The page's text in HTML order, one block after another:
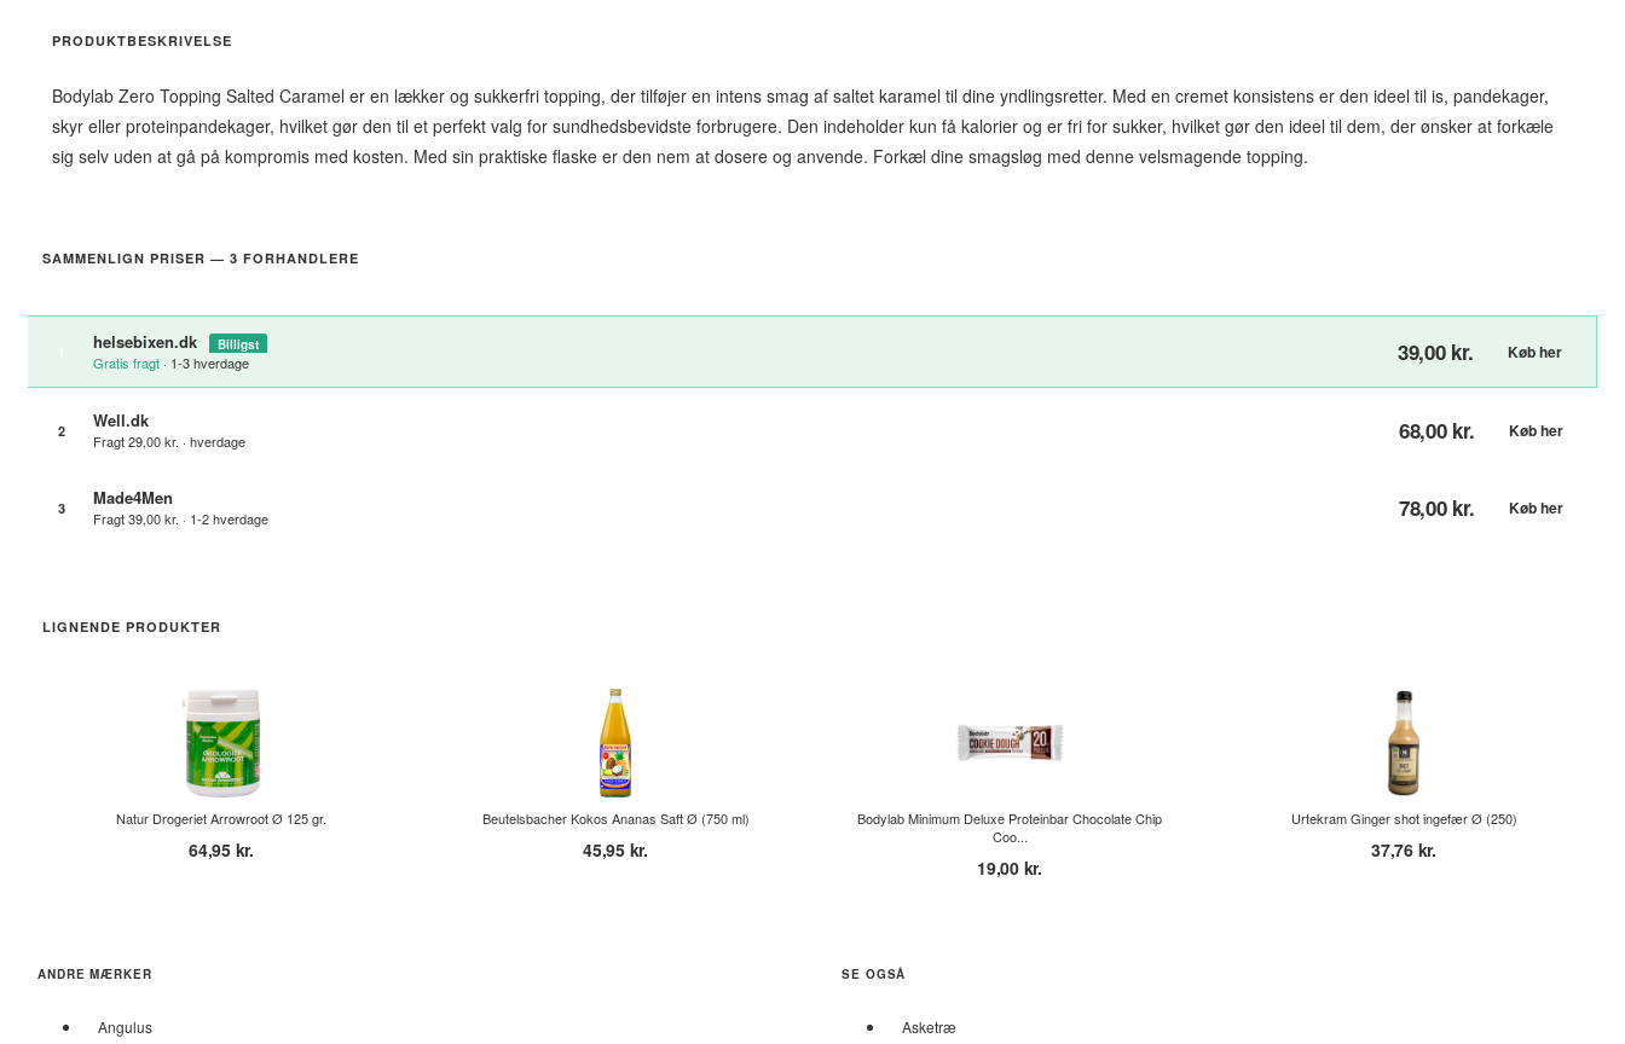
PRODUKTBESKRIVELSE
Bodylab Zero Topping Salted Caramel er en lækker og sukkerfri topping, der tilføjer en intens smag af saltet karamel til dine yndlingsretter. Med en cremet konsistens er den ideel til is, pandekager,
skyr eller proteinpandekager, hvilket gør den til et perfekt valg for sundhedsbevidste forbrugere. Den indeholder kun få kalorier og er fri for sukker, hvilket gør den ideel til dem, der ønsker at forkæle
sig selv uden at gå på kompromis med kosten. Med sin praktiske flaske er den nem at dosere og anvende. Forkæl dine smagsløg med denne velsmagende topping.
SAMMENLIGN PRISER — 3 FORHANDLERE
helsebixen.dk Billigst
Gratis fragt · 1-3 hverdage 39,00 kr. Køb her
2 Well.dk
Fragt 29,00 kr. · hverdage 68,00 kr. Køb her
3 Made4Men
Fragt 39,00 kr. · 1-2 hverdage 78,00 kr. Køb her
LIGNENDE PRODUKTER
Natur Drogeriet Arrowroot Ø 125 gr.
64,95 kr.
Beutelsbacher Kokos Ananas Saft Ø (750 ml)
45,95 kr.
Bodylab Minimum Deluxe Proteinbar Chocolate Chip
Coo...
19,00 kr.
Urtekram Ginger shot ingefær Ø (250)
37,76 kr.
ANDRE MÆRKER
Angulus
SE OGSÅ
Asketræ